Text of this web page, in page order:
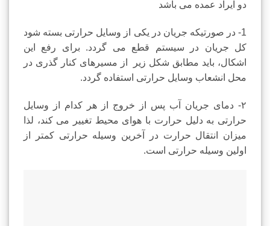
دو ایراد عمده می باشد
1- در صورتیکه جریان در یکی از وسایل حرارتی بسته شود
کل جریان در سیستم قطع می گردد. برای رفع این
اشکال، باید مطابق شکل زیر از مسیرهای کنار گذری در
محل انشعاب وسایل حرارتی استفاده گردد.
۲- دمای جریان آب پس از خروج از هر کدام از وسایل
حرارتی به دلیل حرارت با هوای محیط تغییر می کند، لذا
میزان انتقال حرارت در آخرین وسیله حرارتی کمتر از
اولین وسیله حرارتی است.